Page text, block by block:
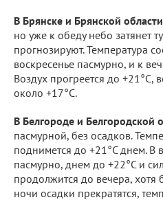
В Брянске и Брянской области
но уже к обеду небо затянет
прогнозируют. Температура
воскресенье пасмурно, и к
Воздух прогреется до +21°С,
около +17°С.
В Белгороде и Белгородской
пасмурной, без осадков.
поднимется до +21°С днем. В
пасмурно, днем до +22°С и
продолжится до вечера, хотя
ночи осадки прекратятся,